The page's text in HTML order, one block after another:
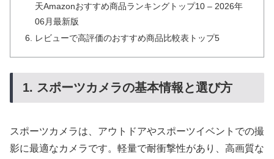
天Amazonおすすめ商品ランキングトップ10 – 2026年
06月最新版
レビューで高評価のおすすめ商品比較表トップ5
1. スポーツカメラの基本情報と選び方
スポーツカメラは、アウトドアやスポーツイベントでの撮
影に最適なカメラです。軽量で耐衝撃性があり、高画質な